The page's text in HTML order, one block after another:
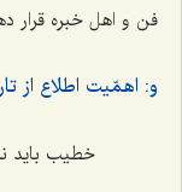
فن و اهل خبره قرار
و: اهمّیت اطلاع از
خطیب باید